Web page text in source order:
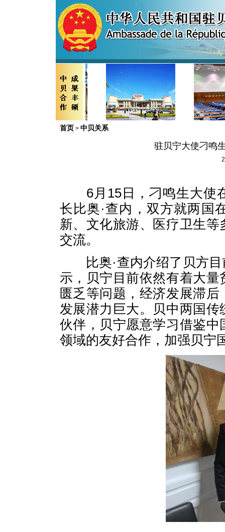
首页 > 中贝关系
驻贝宁大使刁鸣
6月 15日，刁鸣生大使
长比奥·查内，双方就两国
新、文化旅游、医疗卫生
交流。
比奥·查内介绍了贝方
示，贝宁目前依然有着大
匮乏等问题，经济发展滞
发展潜力巨大。贝中两国
伙伴，贝宁愿意学习借鉴
领域的友好合作，加强贝宁